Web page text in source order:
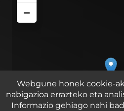
−
Webgune honek cookie-
nabigazioa errazteko eta
Informazio gehiago nahi